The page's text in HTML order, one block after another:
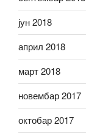
јун 2018
април 2018
март 2018
новембар 2017
октобар 2017